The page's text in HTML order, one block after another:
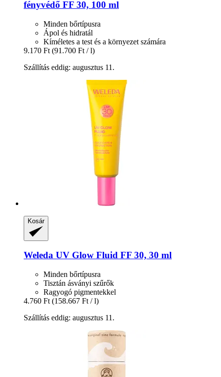
fényvédő FF 30, 100 ml
Minden bőrtípusra
Ápol és hidratál
Kíméletes a test és a környezet számára
9.170 Ft (91.700 Ft / l)
Szállítás eddig: augusztus 11.
Kosár
Weleda UV Glow Fluid FF 30, 30 ml
Minden bőrtípusra
Tisztán ásványi szűrők
Ragyogó pigmentekkel
4.760 Ft (158.667 Ft / l)
Szállítás eddig: augusztus 11.